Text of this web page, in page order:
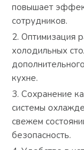
повышает
сотрудников.
Оптимизация
холодильных
кухне.
Сохранение
системы
свежем
безопасность.